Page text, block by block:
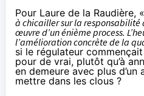
Pour Laure de la Raudière, «
à chicailler sur la responsabilité
œuvre d’un énième process.
l’amélioration concrète de la
si le régulateur
pour de vrai, plutôt qu’à
en demeure avec plus d’un
mettre dans les clous ?